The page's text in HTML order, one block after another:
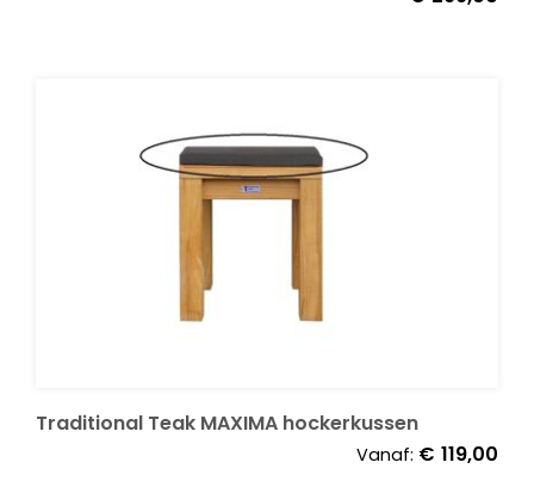
Traditional Teak MAXIMA hockerkussen
Vanaf: € 119,00